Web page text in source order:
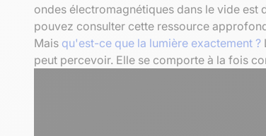
ondes électromagnétiques dans le vide est
pouvez consulter cette ressource
Mais qu'est-ce que la lumière exactement ?
peut percevoir. Elle se comporte à la fois